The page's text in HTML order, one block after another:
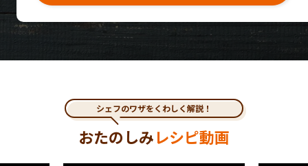
おたのしみレシピ動画
シェフのワザをくわしく解説！